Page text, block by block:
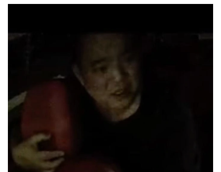
Giấy phép xuất bản số 110/GP - BTTTT cấp ngày 24.3.2020
Phát triển bởi ePi Technologies, JSC.